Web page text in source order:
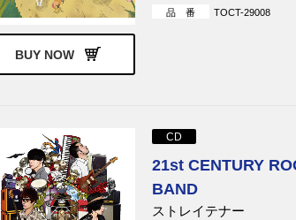
BUY NOW
品 番
TOCT-29008
CD
21st CENTURY
BAND
ストレイテナー